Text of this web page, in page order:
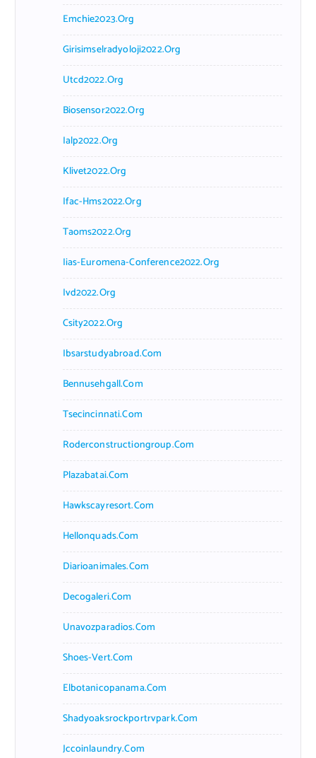
Emchie2023.org
Girisimselradyoloji2022.org
Utcd2022.org
Biosensor2022.org
Ialp2022.org
Klivet2022.org
Ifac-Hms2022.org
Taoms2022.org
Iias-Euromena-Conference2022.org
Ivd2022.org
Csity2022.org
Ibsarstudyabroad.com
Bennusehgall.com
Tsecincinnati.com
Roderconstructiongroup.com
Plazabatai.com
Hawkscayresort.com
Hellonquads.com
Diarioanimales.com
Decogaleri.com
Unavozparadios.com
Shoes-Vert.com
Elbotanicopanama.com
Shadyoaksrockportrvpark.com
Jccoinlaundry.com